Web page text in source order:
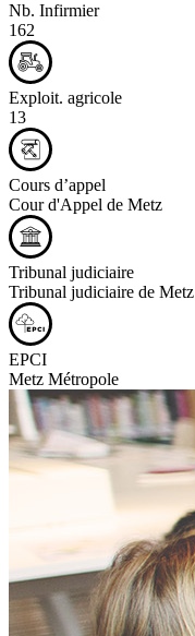
Nb. Infirmier
162
Exploit. agricole
13
Cours d’appel
Cour d'Appel de Metz
Tribunal judiciaire
Tribunal judiciaire de Metz
EPCI
Metz Métropole